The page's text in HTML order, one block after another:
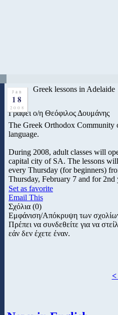
Jan
18
2008
Greek lessons in Adelaide
Γράφει ο/η Θεόφιλος Δουμάνης
The Greek Orthodox Community
language.
During 2008, adult classes will
capital city of SA. The lessons
every Thursday (for beginners)
Thursday, February 7 and for
Set as favorite
Email This
Σχόλια (0)
Εμφάνιση/Απόκρυψη των
Πρέπει να συνδεθείτε για να
εάν δεν έχετε έναν.
<